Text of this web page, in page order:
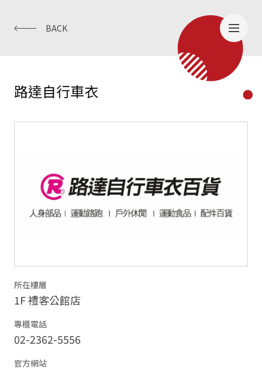
BACK
路達自行車衣
所在樓層
1F 禮客公館店
專櫃電話
02-2362-5556
官方網站